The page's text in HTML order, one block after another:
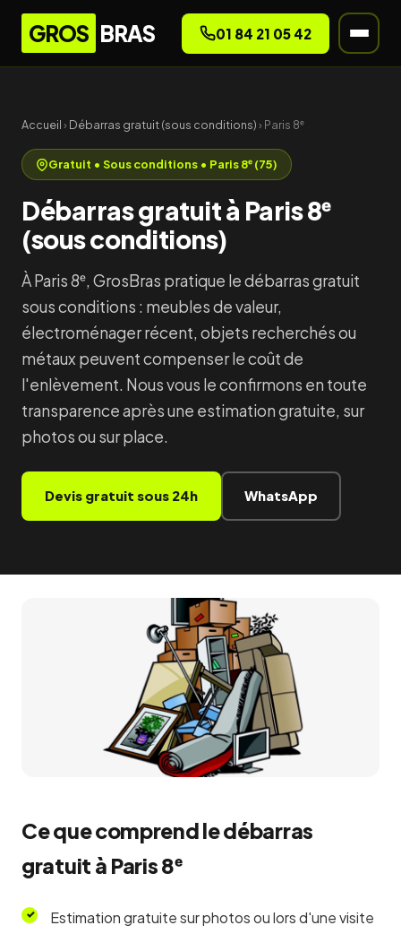
GROS BRAS 01 84 21 05 42
Accueil› Débarras gratuit (sous conditions)› Paris 8ᵉ
Gratuit • Sous conditions • Paris 8ᵉ (75)
Débarras gratuit à Paris 8ᵉ
(sous conditions)
À Paris 8ᵉ, GrosBras pratique le débarras gratuit
sous conditions : meubles de valeur,
électroménager récent, objets recherchés ou
métaux peuvent compenser le coût de
l'enlèvement. Nous vous le confirmons en toute
transparence après une estimation gratuite, sur
photos ou sur place.
Devis gratuit sous 24h WhatsApp
Ce que comprend le débarras
gratuit à Paris 8ᵉ
Estimation gratuite sur photos ou lors d'une visite